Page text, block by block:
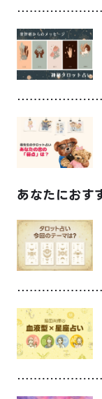
あなたにおす